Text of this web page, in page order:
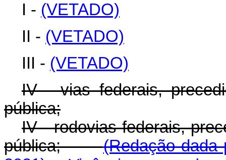
I - (VETADO)
II - (VETADO)
III - (VETADO)
IV - vias federais,
pública;
IV - rodovias federais,
pública;(Redação dada